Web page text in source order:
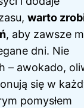
warto
, aby zawsze
dni. Nie
– awokado,
się w
pomysłem